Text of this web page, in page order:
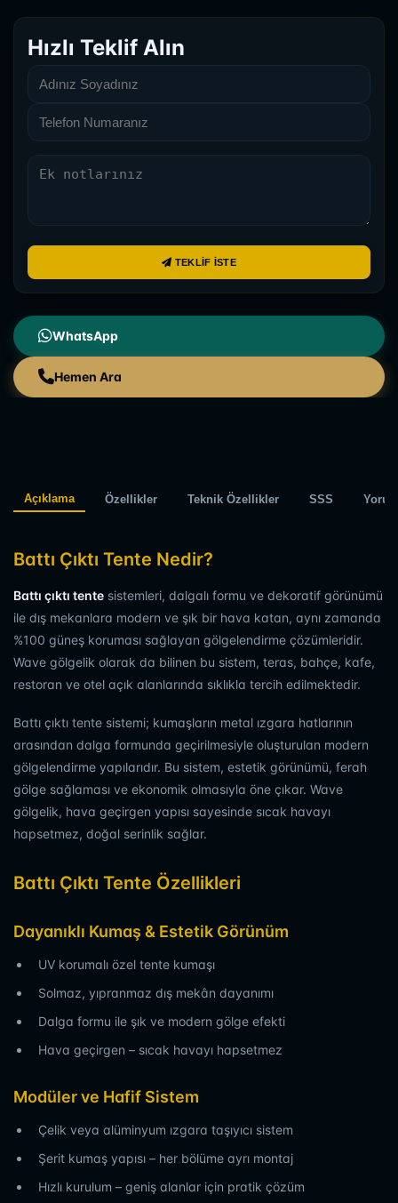
Hızlı Teklif Alın
TEKLIF İSTE
WhatsApp
Hemen Ara
Açıklama Özellikler Teknik Özellikler SSS
Battı Çıktı Tente Nedir?
Battı çıktı tente sistemleri, dalgalı formu ve dekoratif görünümü
ile dış mekanlara modern ve şık bir hava katan, aynı zamanda
%100 güneş koruması sağlayan gölgelendirme çözümleridir.
Wave gölgelik olarak da bilinen bu sistem, teras, bahçe, kafe,
restoran ve otel açık alanlarında sıklıkla tercih edilmektedir.
Battı çıktı tente sistemi; kumaşların metal ızgara hatlarının
arasından dalga formunda geçirilmesiyle oluşturulan modern
gölgelendirme yapılarıdır. Bu sistem, estetik görünümü, ferah
gölge sağlaması ve ekonomik olmasıyla öne çıkar. Wave
gölgelik, hava geçirgen yapısı sayesinde sıcak havayı
hapsetmez, doğal serinlik sağlar.
Battı Çıktı Tente Özellikleri
Dayanıklı Kumaş & Estetik Görünüm
UV korumalı özel tente kumaşı
Solmaz, yıpranmaz dış mekân dayanımı
Dalga formu ile şık ve modern gölge efekti
Hava geçirgen – sıcak havayı hapsetmez
Modüler ve Hafif Sistem
Çelik veya alüminyum ızgara taşıyıcı sistem
Şerit kumaş yapısı – her bölüme ayrı montaj
Hızlı kurulum – geniş alanlar için pratik çözüm